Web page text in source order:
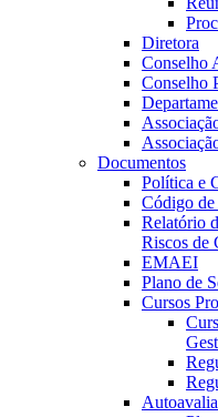
Diretora
Conselho
Conselho
Documentos
Política e
Código de
Relatório
Riscos de
EMAEI
Plano de
Cursos